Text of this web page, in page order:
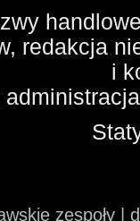
redakcja
i
zespoły